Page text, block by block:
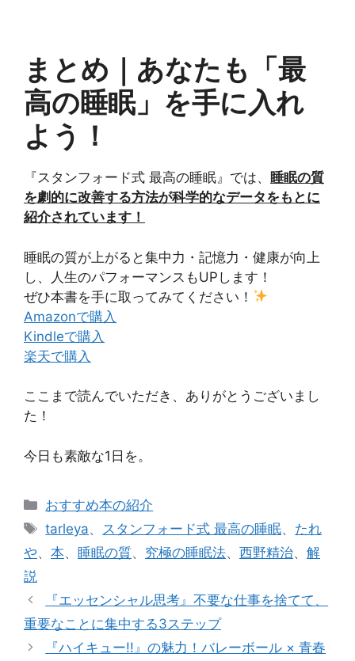
まとめ｜あなたも「最
高の睡眠」を手に入れ
よう！
『スタンフォード式 最高の睡眠』では、 睡眠の質
を劇的に改善する方法が科学的なデータをもとに
紹介されています！
睡眠の質が上がると集中力・記憶力・健康が向上
し、人生のパフォーマンスもUPします！
ぜひ本書を手に取ってみてください！
Amazonで購入
Kindleで購入
楽天で購入
ここまで読んでいただき、ありがとうございまし
た！
今日も素敵な1日を。
カ
テ
リ
おすすめ本の紹介
タ
グ
tarleya、 スタンフォード式 最高の睡眠、 たれ
や、 本、 睡眠の質、 究極の睡眠法、 西野精治、 解
説
『エッセンシャル思考』不要な仕事を捨てて、
重要なことに集中する3ステップ
『ハイキュー!!』の魅力！バレーボール × 青春